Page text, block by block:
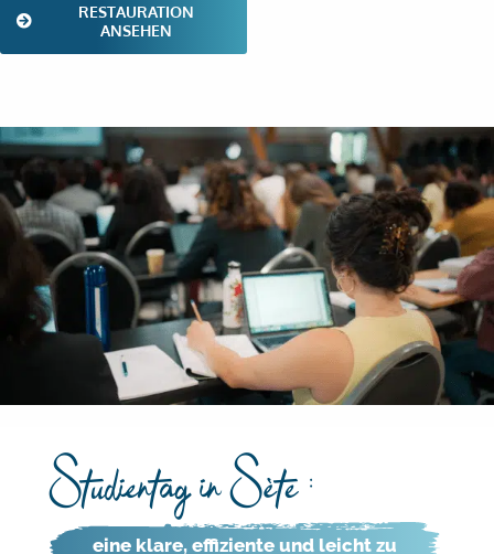
RESTAURATION
ANSEHEN
Studientag in Sète :
eine klare, effiziente und leicht zu